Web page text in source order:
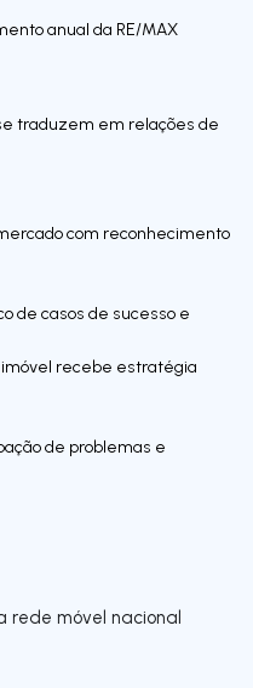
anual da RE/MAX
traduzem em relações de
com reconhecimento
de casos de sucesso e
imóvel recebe estratégia
de problemas e
rede móvel nacional